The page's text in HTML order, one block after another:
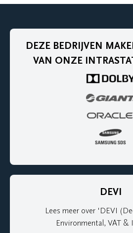
DEZE BEDRIJVEN
VAN ONZE
DEVI
Lees meer over 'DEVI
Environmental, VAT